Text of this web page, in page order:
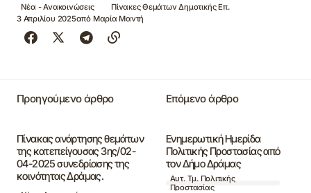
Νέα - Ανακοινώσεις
Πίνακες Θεμάτων Δημοτικής Επ.
3 Απριλίου 2025από Μαρία Μαντή
Προηγούμενο άρθρο
Πίνακας ανάρτησης θεμάτων
της κατεπείγουσας 3ης/02-
04-2025 συνεδρίασης της
κοινότητας Δράμας.
Επόμενο άρθρο
Ενημερωτική Ημερίδα
Πολιτικής Προστασίας από
τον Δήμο Δράμας
Αυτ. Τμ. Πολιτικής
Προστασίας